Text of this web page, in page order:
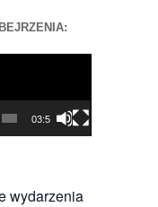
03:56
wydarzenia